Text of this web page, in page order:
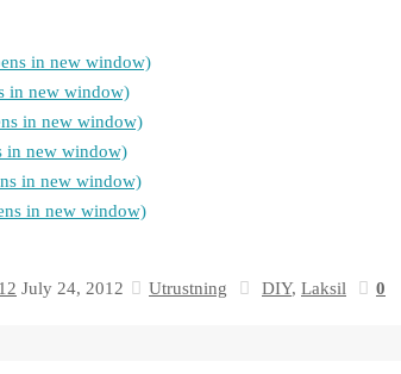
in new window)
in new window)
in new window)
in new window)
in new window)
in new window)
July 24, 2012 Utrustning DIY, Laksil 0